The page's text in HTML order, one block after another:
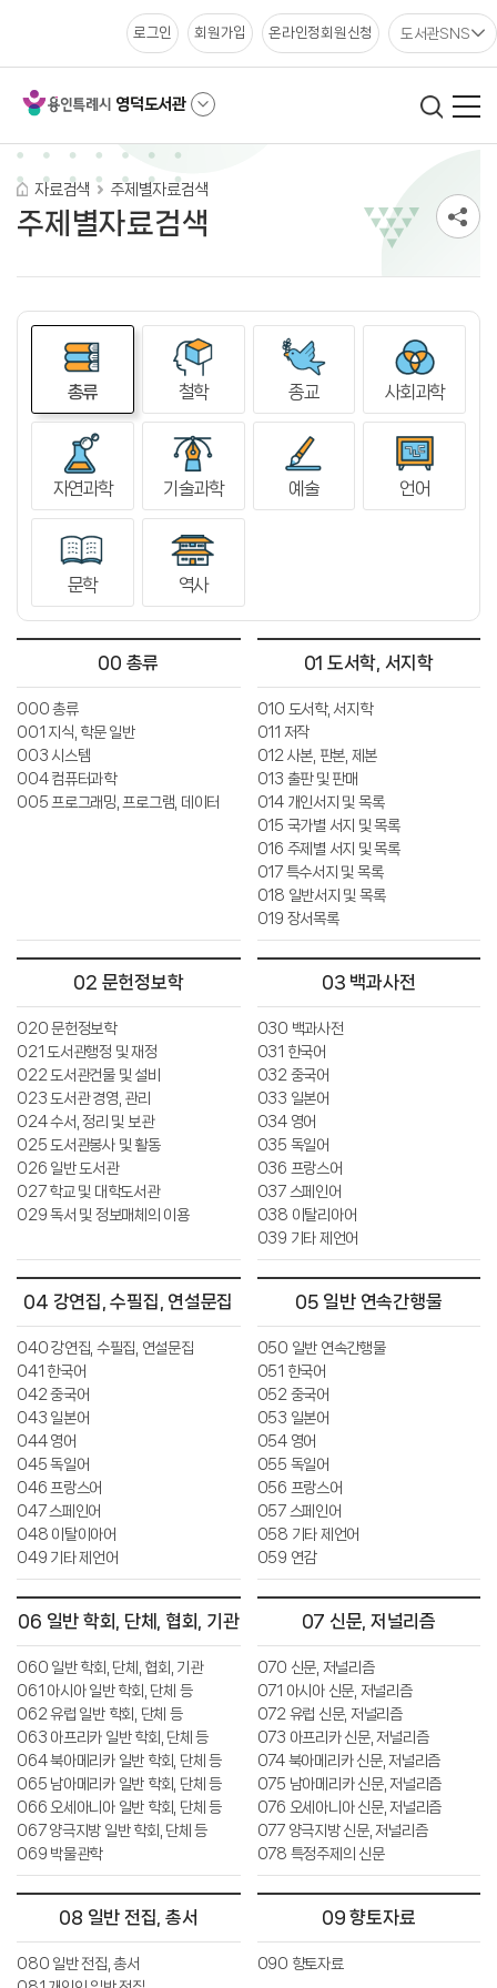
영덕도서관
로그인 회원가입 온라인정회원신청 도서관SNS
자료검색 주제별자료검색
주제별자료검색
총류 철학 종교 사회과학
자연과학 기술과학 예술 언어
문학 역사
00 총류
000 총류
001 지식, 학문 일반
003 시스템
004 컴퓨터과학
005 프로그래밍, 프로그램, 데이터
01 도서학, 서지학
010 도서학, 서지학
011 저작
012 사본, 판본, 제본
013 출판 및 판매
014 개인서지 및 목록
015 국가별 서지 및 목록
016 주제별 서지 및 목록
017 특수서지 및 목록
018 일반서지 및 목록
019 장서목록
02 문헌정보학
020 문헌정보학
021 도서관행정 및 재정
022 도서관건물 및 설비
023 도서관 경영, 관리
024 수서, 정리 및 보관
025 도서관봉사 및 활동
026 일반 도서관
027 학교 및 대학도서관
029 독서 및 정보매체의 이용
03 백과사전
030 백과사전
031 한국어
032 중국어
033 일본어
034 영어
035 독일어
036 프랑스어
037 스페인어
038 이탈리아어
039 기타 제언어
04 강연집, 수필집, 연설문집
040 강연집, 수필집, 연설문집
041 한국어
042 중국어
043 일본어
044 영어
045 독일어
046 프랑스어
047 스페인어
048 이탈이아어
049 기타 제언어
05 일반 연속간행물
050 일반 연속간행물
051 한국어
052 중국어
053 일본어
054 영어
055 독일어
056 프랑스어
057 스페인어
058 기타 제언어
059 연감
06 일반 학회, 단체, 협회, 기관
060 일반 학회, 단체, 협회, 기관
061 아시아 일반 학회, 단체 등
062 유럽 일반 학회, 단체 등
063 아프리카 일반 학회, 단체 등
064 북아메리카 일반 학회, 단체 등
065 남아메리카 일반 학회, 단체 등
066 오세아니아 일반 학회, 단체 등
067 양극지방 일반 학회, 단체 등
069 박물관학
07 신문, 저널리즘
070 신문, 저널리즘
071 아시아 신문, 저널리즘
072 유럽 신문, 저널리즘
073 아프리카 신문, 저널리즘
074 북아메리카 신문, 저널리즘
075 남아메리카 신문, 저널리즘
076 오세아니아 신문, 저널리즘
077 양극지방 신문, 저널리즘
078 특정주제의 신문
08 일반 전집, 총서
080 일반 전집, 총서
09 향토자료
090 향토자료